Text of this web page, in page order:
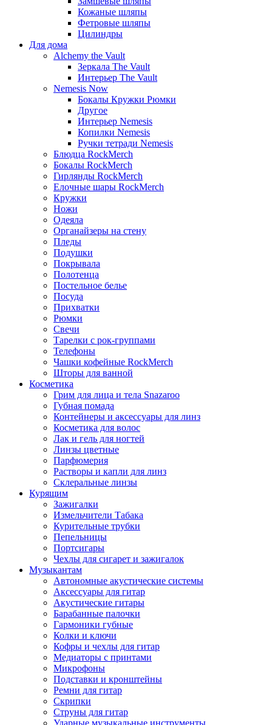
Кожаные шляпы
Фетровые шляпы
Цилиндры
Для дома
Alchemy the Vault
Зеркала The Vault
Интерьер The Vault
Nemesis Now
Бокалы Кружки Рюмки
Другое
Интерьер Nemesis
Копилки Nemesis
Ручки тетради Nemesis
Блюдца RockMerch
Бокалы RockMerch
Гирлянды RockMerch
Елочные шары RockMerch
Кружки
Ножи
Одеяла
Органайзеры на стену
Пледы
Подушки
Покрывала
Полотенца
Постельное белье
Посуда
Прихватки
Рюмки
Свечи
Тарелки с рок-группами
Телефоны
Чашки кофейные RockMerch
Шторы для ванной
Косметика
Грим для лица и тела Snazaroo
Губная помада
Контейнеры и аксессуары для линз
Косметика для волос
Лак и гель для ногтей
Линзы цветные
Парфюмерия
Растворы и капли для линз
Склеральные линзы
Курящим
Зажигалки
Измельчители Табака
Курительные трубки
Пепельницы
Портсигары
Чехлы для сигарет и зажигалок
Музыкантам
Автономные акустические системы
Аксессуары для гитар
Акустические гитары
Барабанные палочки
Гармоники губные
Колки и ключи
Кофры и чехлы для гитар
Медиаторы с принтами
Микрофоны
Подставки и кронштейны
Ремни для гитар
Скрипки
Струны для гитар
Ударные музыкальные инструменты